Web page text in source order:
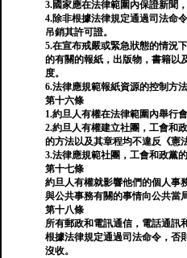
3.國家應在法律範圍內保證新聞
4.除非根據法律規定通過司法命
吊銷其許可證。
5.在宣布戒嚴或緊急狀態的情況
的有關的報紙，出版物，書籍以
度。
6.法律應規範報紙資源的控制方法
第十六條
1.約旦人有權在法律範圍內舉行會
2.約旦人有權建立社團，工會和
的方法以及其章程均不違反《憲
3.法律應規範社團，工會和政黨
第十七條
約旦人有權就影響他們的個人事
與公共事務有關的事情向公共當
第十八條
所有郵政和電訊通信，電話通訊
根據法律規定通過司法命令，否
沒收。